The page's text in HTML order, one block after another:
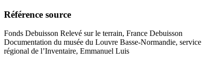
Référence source
Fonds Debuisson Relevé sur le terrain, France Debuisson
Documentation du musée du Louvre Basse-Normandie, service
régional de l’Inventaire, Emmanuel Luis